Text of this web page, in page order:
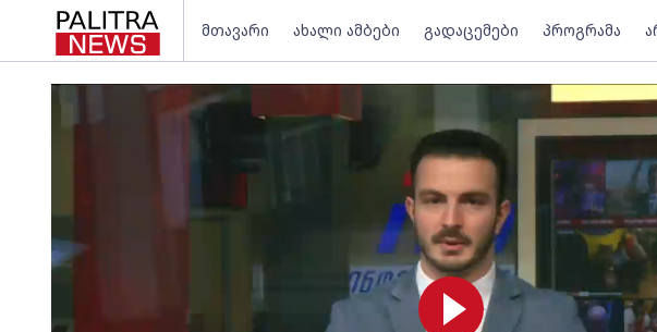
მთავარი ახალი ამბები გადაცემები პროგრამა